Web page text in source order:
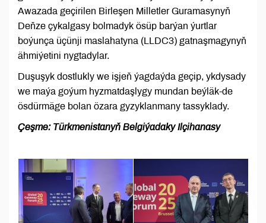
Awazada geçirilen Birleşen Milletler Guramasynyň
Deňze çykalgasy bolmadyk ösüp barýan ýurtlar
boýunça üçünji maslahatyna (LLDC3) gatnaşmagynyň
ähmiýetini nygtadylar.
Duşuşyk dostlukly we işjeň ýagdaýda geçip, ykdysady
we maýa goýum hyzmatdaşlygy mundan beýläk-de
ösdürmäge bolan özara gyzyklanmany tassyklady.
Çeşme: Türkmenistanyň Belgiýadaky Ilçihanasy